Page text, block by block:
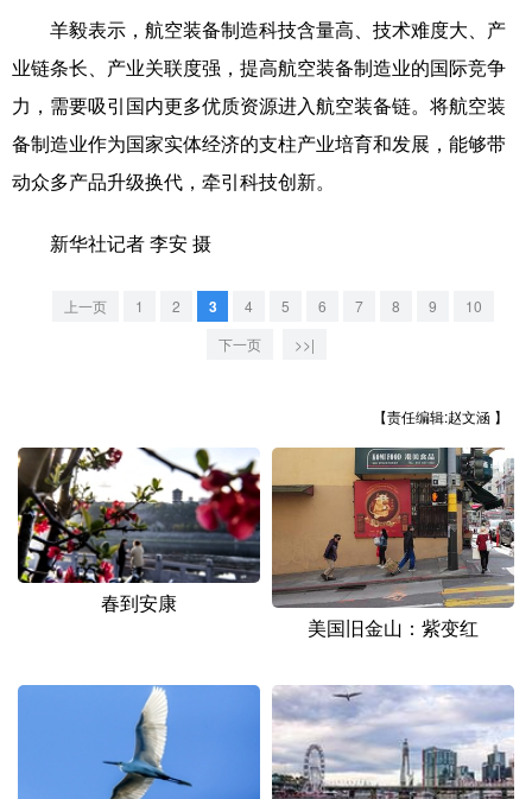
陕西 甘肃 青海 宁夏
新疆 内蒙古 黑龙江
多语种频道
Deutsch Português
羊毅表示，航空装备制造科技含量高、技术难度大、产
业链条长、产业关联度强，提高航空装备制造业的国际竞争
力，需要吸引国内更多优质资源进入航空装备链。将航空装
备制造业作为国家实体经济的支柱产业培育和发展，能够带
动众多产品升级换代，牵引科技创新。
新华社记者 李安 摄
上一页 1 2 3 4 5 6 7 8 9
10
下一页
>>|
【责任编辑:赵文涵 】
春到安康
美国旧金山：紫变红